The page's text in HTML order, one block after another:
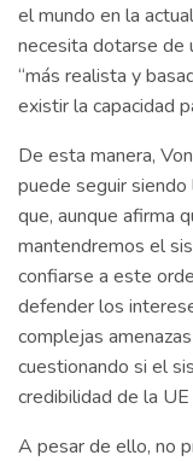
el mundo en la
necesita dotarse de
“más realista y
existir la capacidad
De esta manera,
puede seguir
que, aunque afirma
mantendremos el
confiarse a este
defender los
complejas
cuestionando si el
credibilidad de la
A pesar de ello, no